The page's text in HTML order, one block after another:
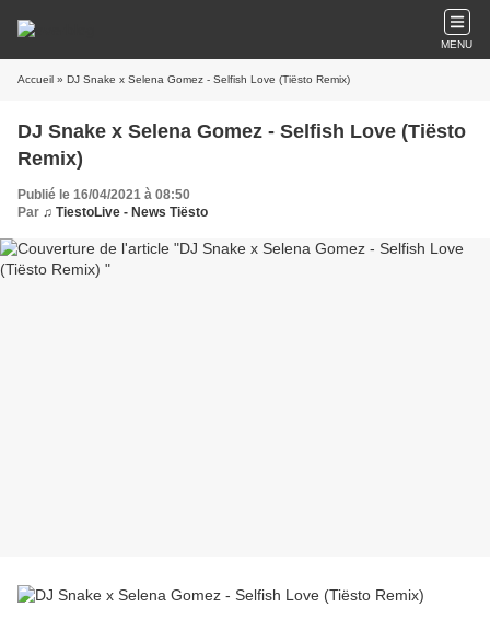
MENU
Accueil » DJ Snake x Selena Gomez - Selfish Love (Tiësto Remix)
DJ Snake x Selena Gomez - Selfish Love (Tiësto
Remix)
Publié le 16/04/2021 à 08:50
Par ♫ TiestoLive - News Tiësto